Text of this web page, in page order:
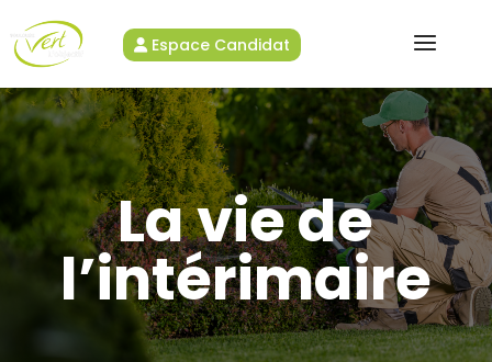
Espace Candidat
La vie de
l’intérimaire